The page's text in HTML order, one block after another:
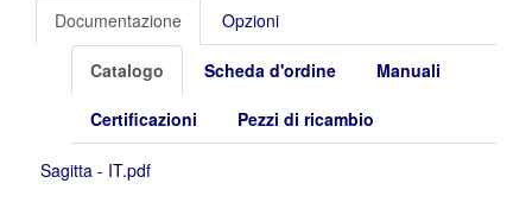
Documentazione Opzioni
Catalogo Scheda d'ordine Manuali
Certificazioni Pezzi di ricambio
Sagitta - IT.pdf